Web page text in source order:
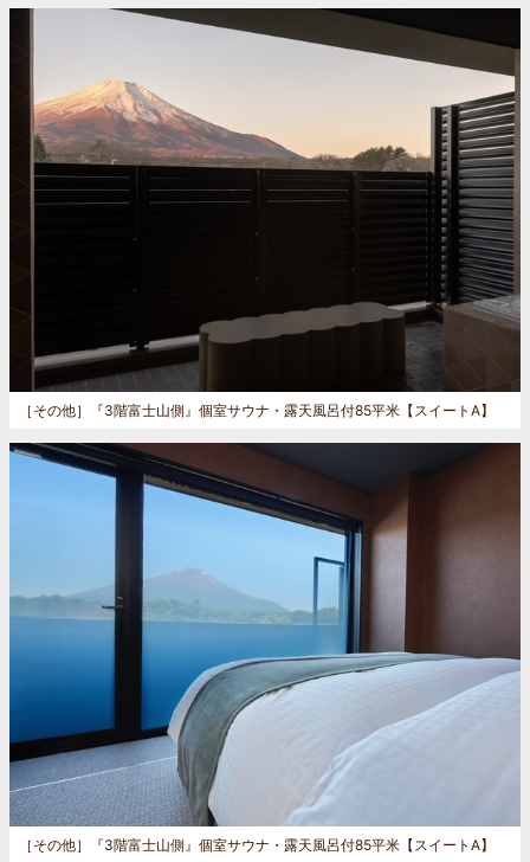
［その他］ 『3階富士山側』個室サウナ・露天風呂付85平米【スイートA】
［その他］ 『3階富士山側』個室サウナ・露天風呂付85平米【スイートA】